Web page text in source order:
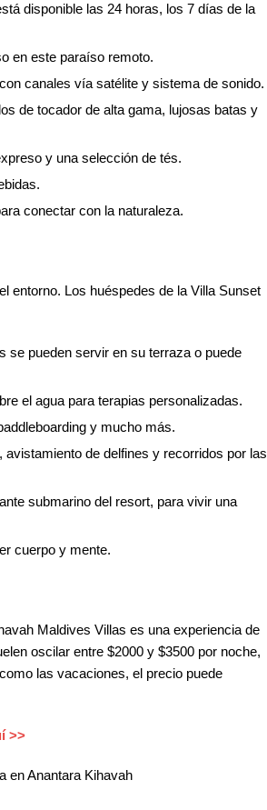
disponible las 24 horas, los 7 días de la
en este paraíso remoto.
canales vía satélite y sistema de sonido.
de tocador de alta gama, lujosas batas y
y una selección de tés.
conectar con la naturaleza.
entorno. Los huéspedes de la Villa Sunset
se pueden servir en su terraza o puede
el agua para terapias personalizadas.
y mucho más.
avistamiento de delfines y recorridos por las
submarino del resort, para vivir una
cuerpo y mente.
Maldives Villas es una experiencia de
oscilar entre $2000 y $3500 por noche,
las vacaciones, el precio puede
>>